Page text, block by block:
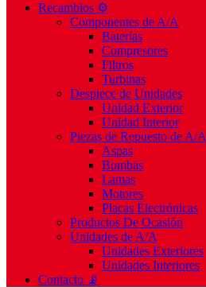
Recambios ⚙️
Componentes de A/A
Baterías
Compresores
Filtros
Turbinas
Despiece de Unidades
Unidad Exterior
Unidad Interior
Piezas de Repuesto de A/A
Aspas
Bombas
Lamas
Motores
Placas Electrónicas
Productos De Ocasión
Unidades de A/A
Unidades Exteriores
Unidades Interiores
Contacto 📡